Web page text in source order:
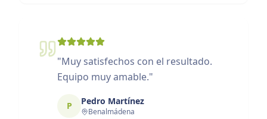
"Muy satisfechos con el resultado.
Equipo muy amable."
P Pedro Martínez
Benalmádena